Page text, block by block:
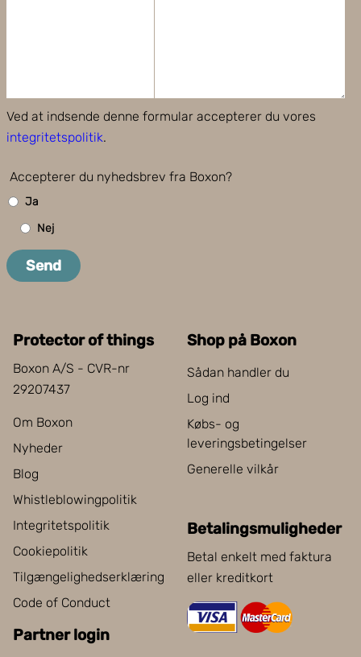
Ved at indsende denne formular accepterer du vores
integritetspolitik.
Accepterer du nyhedsbrev fra Boxon?
Ja
Nej
Send
Protector of things
Boxon A/S - CVR-nr
29207437
Om Boxon
Nyheder
Blog
Whistleblowingpolitik
Integritetspolitik
Cookiepolitik
Tilgængelighedserklæring
Code of Conduct
Partner login
Shop på Boxon
Sådan handler du
Log ind
Købs- og
leveringsbetingelser
Generelle vilkår
Betalingsmuligheder
Betal enkelt med faktura
eller kreditkort